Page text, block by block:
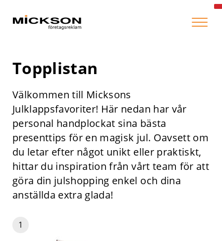
Topplistan
Välkommen till Micksons
Julklappsfavoriter! Här nedan har vår
personal handplockat sina bästa
presenttips för en magisk jul. Oavsett om
du letar efter något unikt eller praktiskt,
hittar du inspiration från vårt team för att
göra din julshopping enkel och dina
anställda extra glada!
1